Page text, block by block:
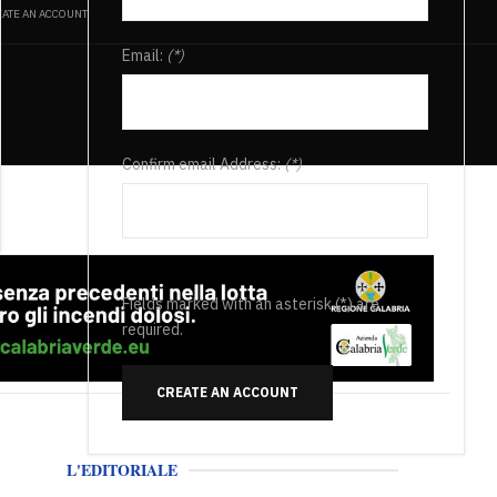
AN ACCOUNT
Email: (*)
Confirm email Address:(*)
Fields marked with an asterisk (*) are
required.
CREATE AN ACCOUNT
L'EDITORIALE